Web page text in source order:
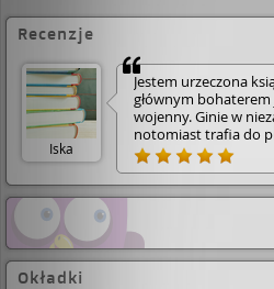
Recenzje
Iska
Jestem urzeczona
głównym
wojenny. Ginie w
notomiast trafia do
pozaziemskiego
jest całe mnóstwo
dostąpienie
Spogląda tylko na
na dnie jeziora
dojść. Wrogów
niż przyjaciół. Ale
Okładki